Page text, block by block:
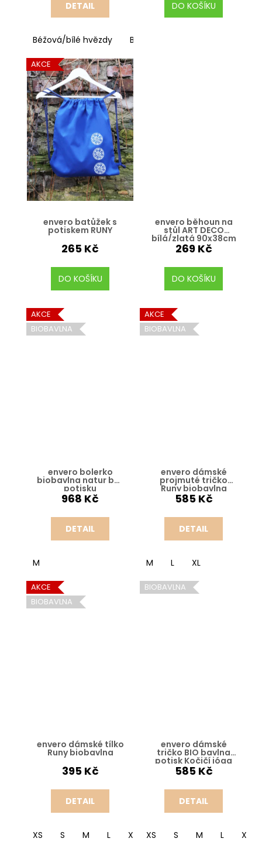
DETAIL
Béžová/bílé hvězdy Béžová/červeno bílé kvítky
DO KOŠÍKU
AKCE
envero batůžek s
potiskem RUNY
265 Kč
DO KOŠÍKU
envero běhoun na
stůl ART DECO
bílá/zlatá 90x38cm
269 Kč
DO KOŠÍKU
AKCE
BIOBAVLNA
envero bolerko
biobavlna natur bez
potisku
968 Kč
DETAIL
M
AKCE
BIOBAVLNA
envero dámské
projmuté tričko
Runy biobavlna
585 Kč
DETAIL
M L XL
AKCE
BIOBAVLNA
envero dámské tílko
Runy biobavlna
395 Kč
DETAIL
XS S M L XL
BIOBAVLNA
envero dámské
tričko BIO bavlna
potisk Kočičí jóga
585 Kč
DETAIL
XS S M L XL
ENVERO
STŘEDOVÝ
UBRUS
TULIPÁNY
PRO
JARNÍ
STOLOVÁNÍ
269